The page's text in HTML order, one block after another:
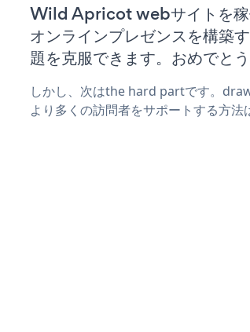
Wild Apricot webサイトを稼
オンラインプレゼンスを構築
題を克服できます。おめでとう
しかし、次はthe hard partです。
より多くの訪問者をサポートする方法